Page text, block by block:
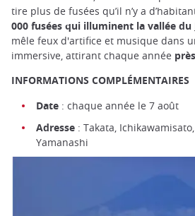
tire plus de fusées qu’il n’y a
000 fusées qui illuminent la vallée du
mêle feux d'artifice et musique dans
immersive, attirant chaque année
INFORMATIONS COMPLÉMENTAIRES
Date : chaque année le 7 août
Adresse : Takata,
Yamanashi